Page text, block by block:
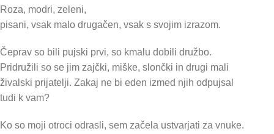
Roza, modri, zeleni,
pisani, vsak malo drugačen, vsak s svojim izrazom.
Čeprav so bili pujski prvi, so kmalu dobili družbo.
Pridružili so se jim zajčki, miške, slončki in drugi mali
živalski prijatelji. Zakaj ne bi eden izmed njih odpujsal
tudi k vam?
Ko so moji otroci odrasli, sem začela ustvarjati za vnuke.